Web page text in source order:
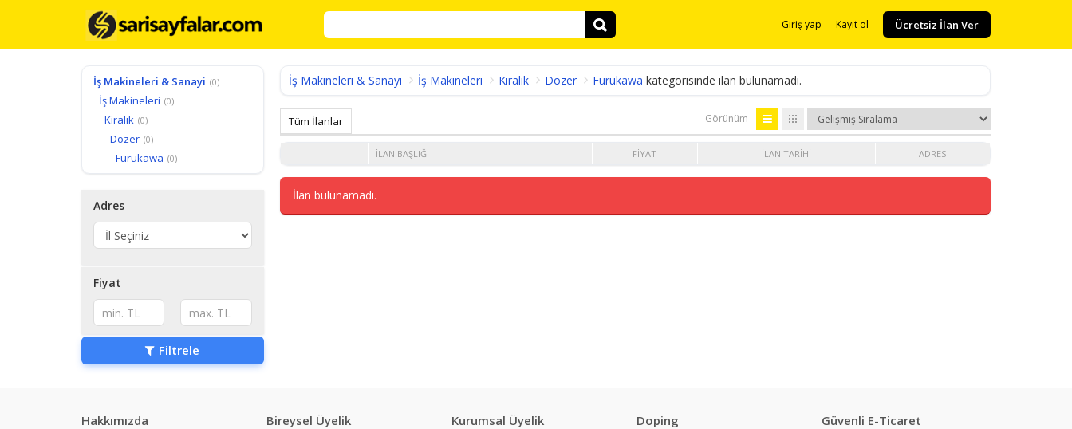
Giriş yap Kayıt ol Ücretsiz İlan Ver
İş Makineleri & Sanayi (0)
İş Makineleri (0)
Kiralık (0)
Dozer (0)
Furukawa (0)
Adres
Fiyat
Filtrele
İş Makineleri & Sanayi İş Makineleri Kiralık Dozer Furukawa kategorisinde ilan bulunamadı.
Tüm İlanlar Görünüm
İLAN BAŞLIĞI FIYAT İLAN TARIHI ADRES
İlan bulunamadı.
Hakkımızda Bireysel Üyelik Kurumsal Üyelik Doping Güvenli E-Ticaret